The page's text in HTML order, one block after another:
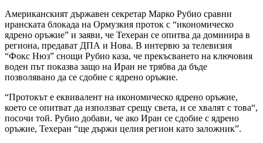
Американският държавен секретар Марко Рубио сравни
иранската блокада на Ормузкия проток с “икономическо
ядрено оръжие” и заяви, че Техеран се опитва да доминира в
региона, предават ДПА и Нова. В интервю за телевизия
“Фокс Нюз” снощи Рубио каза, че прекъсването на ключовия
воден път показва защо на Иран не трябва да бъде
позволявано да се сдобие с ядрено оръжие.
“Протокът е еквивалент на икономическо ядрено оръжие,
което се опитват да използват срещу света, и се хвалят с това“,
посочи той. Рубио добави, че ако Иран се сдобие с ядрено
оръжие, Техеран “ще държи целия регион като заложник”.